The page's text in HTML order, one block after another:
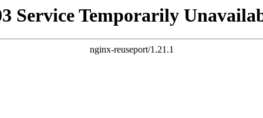
Service Temporarily
nginx-reuseport/1.21.1